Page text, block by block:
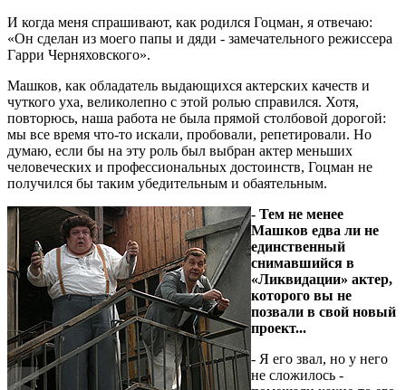
И когда меня спрашивают, как родился Гоцман, я отвечаю:
«Он сделан из моего папы и дяди - замечательного режиссера
Гарри Черняховского».
Машков, как обладатель выдающихся актерских качеств и
чуткого уха, великолепно с этой ролью справился. Хотя,
повторюсь, наша работа не была прямой столбовой дорогой:
мы все время что-то искали, пробовали, репетировали. Но
думаю, если бы на эту роль был выбран актер меньших
человеческих и профессиональных достоинств, Гоцман не
получился бы таким убедительным и обаятельным.
- Тем не менее
Машков едва ли не
единственный
снимавшийся в
«Ликвидации» актер,
которого вы не
позвали в свой новый
проект...
- Я его звал, но у него
не сложилось -